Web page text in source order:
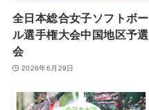
全日本総合女子ソフトボー
ル選手権大会中国地区予選
会
2026年6月29日